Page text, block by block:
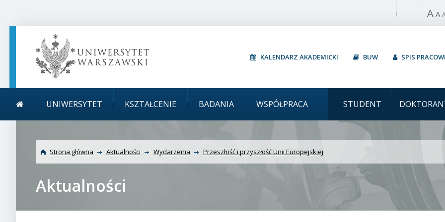
Włącz A A
KALENDARZ AKADEMICKI BUW SPIS
główne
UNIWERSYTET KSZTAŁCENIE BADANIA WSPÓŁPRACA STUDENT
Uniwersytet Warszawski Przeszłość i
Strona główna Aktualności Wydarzenia Przeszłość i przyszłość Unii Europejskiej
Aktualności